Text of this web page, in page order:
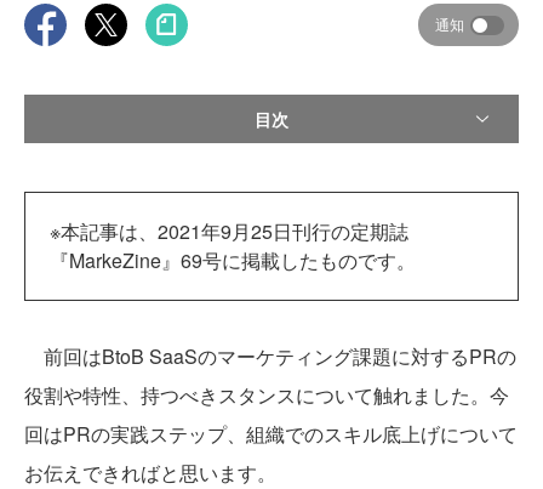
通知
目次
※本記事は、2021年9月25日刊行の定期誌
『MarkeZine』69号に掲載したものです。
前回はBtoB SaaSのマーケティング課題に対するPRの
役割や特性、持つべきスタンスについて触れました。今
回はPRの実践ステップ、組織でのスキル底上げについて
お伝えできればと思います。